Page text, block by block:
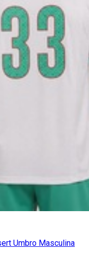
Umbro Masculina